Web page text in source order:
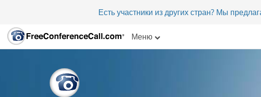
Есть участники из других стран? Мы
Меню